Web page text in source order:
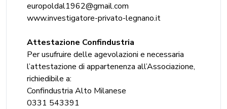
europoldal1962@gmail.com
www.investigatore-privato-legnano.it
Attestazione Confindustria
Per usufruire delle agevolazioni e necessaria
l’attestazione di appartenenza all’Associazione,
richiedibile a:
Confindustria Alto Milanese
0331 543391